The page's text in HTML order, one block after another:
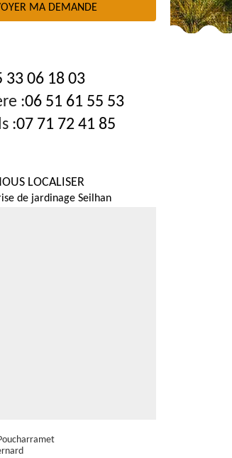
33 06 18 03
:06 51 61 55 53
:07 71 72 41 85
LOCALISER
de jardinage Seilhan